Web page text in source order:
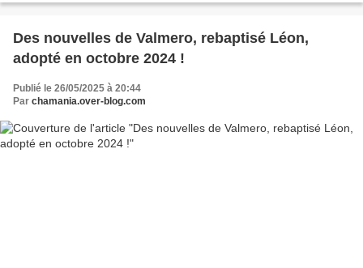
Des nouvelles de Valmero, rebaptisé Léon,
adopté en octobre 2024 !
Publié le 26/05/2025 à 20:44
Par chamania.over-blog.com